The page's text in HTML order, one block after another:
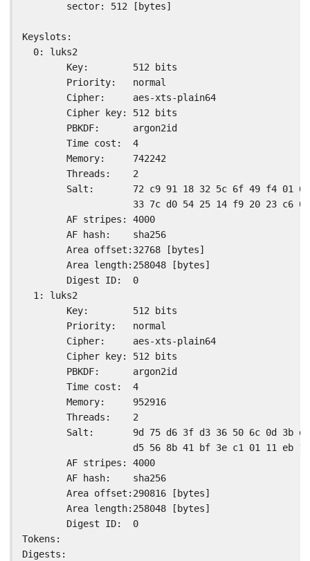
        sector: 512 [bytes]
Keyslots:
  0: luks2
        Key:        512 bits
        Priority:   normal
        Cipher:     aes-xts-plain64
        Cipher key: 512 bits
        PBKDF:      argon2id
        Time cost:  4
        Memory:     742242
        Threads:    2
Salt:       72 c9 91 18 32 5c 6f 49 f4 01
33 7c d0 54 25 14 f9 20 23 c6
        AF stripes: 4000
        AF hash:    sha256
        Area offset:32768 [bytes]
        Area length:258048 [bytes]
        Digest ID:  0
  1: luks2
        Key:        512 bits
        Priority:   normal
        Cipher:     aes-xts-plain64
        Cipher key: 512 bits
        PBKDF:      argon2id
        Time cost:  4
        Memory:     952916
        Threads:    2
Salt:       9d 75 d6 3f d3 36 50 6c 0d 3b
d5 56 8b 41 bf 3e c1 01 11 eb
        AF stripes: 4000
        AF hash:    sha256
        Area offset:290816 [bytes]
        Area length:258048 [bytes]
        Digest ID:  0
Tokens:
Digests: